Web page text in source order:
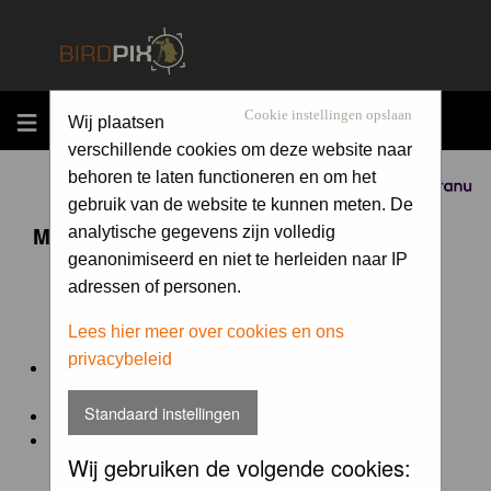
MENU
Sponsored by
Cookie instellingen opslaan
Wij plaatsen
verschillende cookies om deze website naar
behoren te laten functioneren en om het
gebruik van de website te kunnen meten. De
analytische gegevens zijn volledig
geanonimiseerd en niet te herleiden naar IP
adressen of personen.
Lees hier meer over cookies en ons
privacybeleid
Standaard instellingen
Wij gebruiken de volgende cookies:
Maandopdracht 'lentekriebels'
De maandopdracht van Birdpix is een competitie voor
en door de Birdpix fotografen community:
Het onderwerp van de opdracht wordt bepaald door de
winnaar van de laatste maandopdracht
De community nomineert de winnaar.
Geregistreerde gebruikers van Birdpix kunnen onder
deze voorwaardendeelnemen.